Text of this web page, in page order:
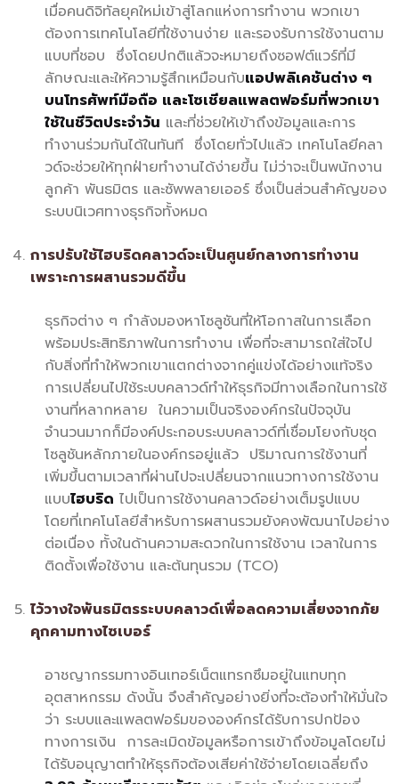
เมื่อคนดิจิทัลยุคใหม่เข้าสู่โลกแห่งการทำงาน พวกเขา
ต้องการเทคโนโลยีที่ใช้งานง่าย และรองรับการใช้งานตาม
แบบที่ชอบ ซึ่งโดยปกติแล้วจะหมายถึงซอฟต์แวร์ที่มี
ลักษณะและให้ความรู้สึกเหมือนกับแอปพลิเคชันต่าง ๆ
บนโทรศัพท์มือถือ และโซเชียลแพลตฟอร์มที่พวกเขา
ใช้ในชีวิตประจำวัน และที่ช่วยให้เข้าถึงข้อมูลและการ
ทำงานร่วมกันได้ในทันที ซึ่งโดยทั่วไปแล้ว เทคโนโลยีคลา
วด์จะช่วยให้ทุกฝ่ายทำงานได้ง่ายขึ้น ไม่ว่าจะเป็นพนักงาน
ลูกค้า พันธมิตร และซัพพลายเออร์ ซึ่งเป็นส่วนสำคัญของ
ระบบนิเวศทางธุรกิจทั้งหมด
การปรับใช้ไฮบริดคลาวด์จะเป็นศูนย์กลางการทำงาน
เพราะการผสานรวมดีขึ้น
ธุรกิจต่าง ๆ กำลังมองหาโซลูชันที่ให้โอกาสในการเลือก
พร้อมประสิทธิภาพในการทำงาน เพื่อที่จะสามารถใส่ใจไป
กับสิ่งที่ทำให้พวกเขาแตกต่างจากคู่แข่งได้อย่างแท้จริง
การเปลี่ยนไปใช้ระบบคลาวด์ทำให้ธุรกิจมีทางเลือกในการใช้
งานที่หลากหลาย ในความเป็นจริงองค์กรในปัจจุบัน
จำนวนมากก็มีองค์ประกอบระบบคลาวด์ที่เชื่อมโยงกับชุด
โซลูชันหลักภายในองค์กรอยู่แล้ว ปริมาณการใช้งานที่
เพิ่มขึ้นตามเวลาที่ผ่านไปจะเปลี่ยนจากแนวทางการใช้งาน
แบบไฮบริด ไปเป็นการใช้งานคลาวด์อย่างเต็มรูปแบบ
โดยที่เทคโนโลยีสำหรับการผสานรวมยังคงพัฒนาไปอย่าง
ต่อเนื่อง ทั้งในด้านความสะดวกในการใช้งาน เวลาในการ
ติดตั้งเพื่อใช้งาน และต้นทุนรวม (TCO)
ไว้วางใจพันธมิตรระบบคลาวด์เพื่อลดความเสี่ยงจากภัย
คุกคามทางไซเบอร์
อาชญากรรมทางอินเทอร์เน็ตแทรกซึมอยู่ในแทบทุก
อุตสาหกรรม ดังนั้น จึงสำคัญอย่างยิ่งที่จะต้องทำให้มั่นใจ
ว่า ระบบและแพลตฟอร์มขององค์กรได้รับการปกป้อง
ทางการเงิน การละเมิดข้อมูลหรือการเข้าถึงข้อมูลโดยไม่
ได้รับอนุญาตทำให้ธุรกิจต้องเสียค่าใช้จ่ายโดยเฉลี่ยถึง